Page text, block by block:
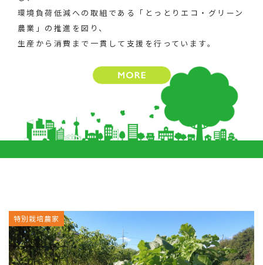
環境負荷低減への取組である「とっとりエコ・グリーン
農業」の推進を図り、
生産から消費まで一貫して支援を行っています。
特別栽培農家